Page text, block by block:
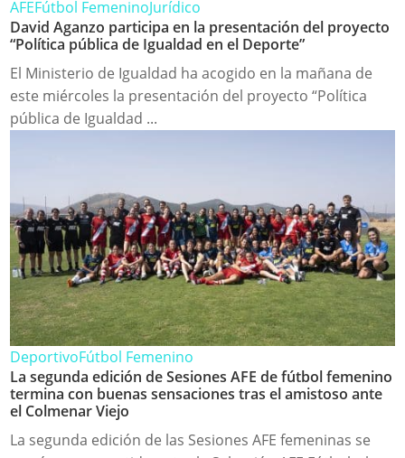
AFEFútbol FemeninoJurídico
David Aganzo participa en la presentación del proyecto
“Política pública de Igualdad en el Deporte”
El Ministerio de Igualdad ha acogido en la mañana de
este miércoles la presentación del proyecto “Política
pública de Igualdad ...
DeportivoFútbol Femenino
La segunda edición de Sesiones AFE de fútbol femenino
termina con buenas sensaciones tras el amistoso ante
el Colmenar Viejo
La segunda edición de las Sesiones AFE femeninas se